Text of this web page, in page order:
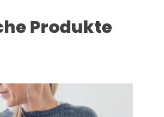
Produkte
Dieses Produkt weist mehrere Varianten auf. Die Optionen können auf der Produktseite gewählt werden